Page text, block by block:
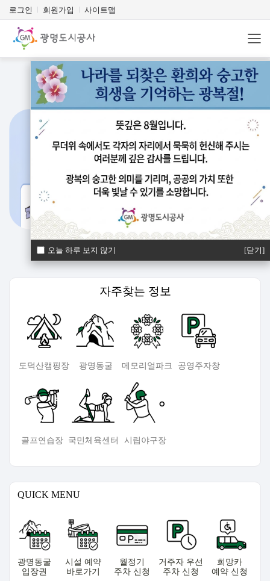
로그인 회원가입 사이트맵
정보공개
체육시설
여유·생활
공영주차장
광명동굴
시민광장
지속가능경영
마이페이지
자주찾는 정보
도덕산캠핑장 광명동굴 메모리얼파크 공영주자창
골프연습장 국민체육센터 시립야구장
QUICK MENU
광명동굴
입장권
시설 예약
바로가기
월정기
주차 신청
거주자 우선
주차 신청
희망카
예약 신청
오늘 하루 보지 않기 [닫기]